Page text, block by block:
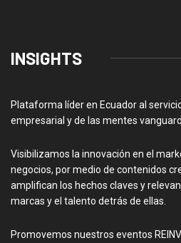
INSIGHTS
Plataforma líder en Ecuador al
empresarial y de las mentes
Visibilizamos la innovación en el
negocios, por medio de contenidos
amplifican los hechos claves y
marcas y el talento detrás de ellas.
Promovemos nuestros eventos